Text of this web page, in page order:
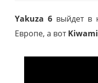
Yakuza 6 выйдет в
Европе, а вотKiwami